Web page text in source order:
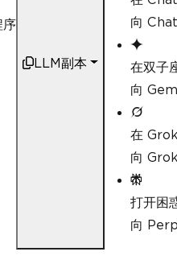
// Render the HTML to
pdfDocument =
// Save the PDF to a
outputPath =
WriteLine($
LLM副本
向
在双子
向
在
向
打开困
向